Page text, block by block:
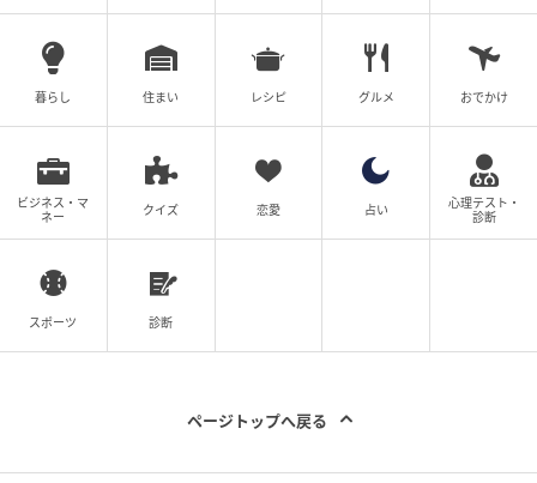
ますか。
A. 2026年5月18日（月）より全国のコンビニエンスス
トアで先行販売が始まり、スーパーマーケット等では5
月25日（月）から販売が開始されます。
暮らし 住まい レシピ グルメ おでかけ
ビジネス・マ
ネー
クイズ 恋愛 占い
心理テスト・
診断
スポーツ 診断
ページトップへ戻る